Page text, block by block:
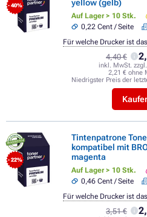
- 40%
yellow (gelb)
Auf Lager > 10 Stk.
0,22 Cent / Seite
4,40 €
inkl. MwSt. zzgl.
2,21 € ohne
Niedrigster Preis der
Für welche Drucker ist
- 22%
Tintenpatrone
kompatibel mit
magenta
Auf Lager > 10 Stk.
0,46 Cent / Seite
3,51 €
Für welche Drucker ist